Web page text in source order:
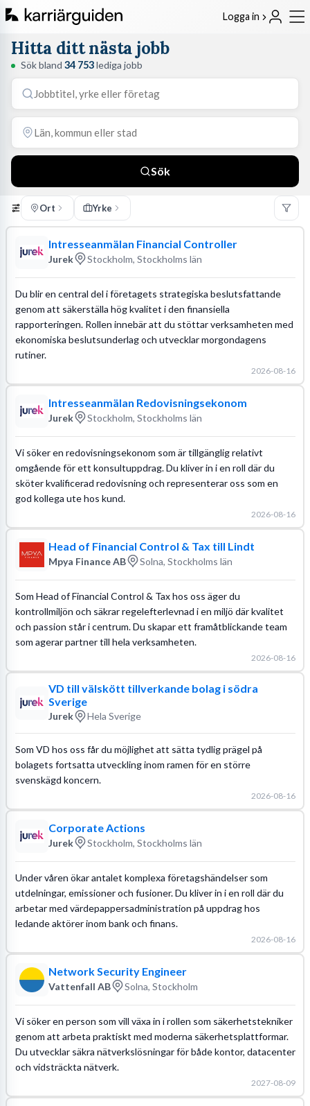
Logga in
Hitta ditt nästa jobb
Sök bland 34 753lediga jobb
Sök
Ort Yrke
Intresseanmälan Financial Controller
Jurek Stockholm, Stockholms län
Du blir en central del i företagets strategiska beslutsfattande
genom att säkerställa hög kvalitet i den finansiella
rapporteringen. Rollen innebär att du stöttar verksamheten med
ekonomiska beslutsunderlag och utvecklar morgondagens
rutiner.
2026-08-16
Intresseanmälan Redovisningsekonom
Jurek Stockholm, Stockholms län
Vi söker en redovisningsekonom som är tillgänglig relativt
omgående för ett konsultuppdrag. Du kliver in i en roll där du
sköter kvalificerad redovisning och representerar oss som en
god kollega ute hos kund.
2026-08-16
Head of Financial Control & Tax till Lindt
Mpya Finance AB Solna, Stockholms län
Som Head of Financial Control & Tax hos oss äger du
kontrollmiljön och säkrar regelefterlevnad i en miljö där kvalitet
och passion står i centrum. Du skapar ett framåtblickande team
som agerar partner till hela verksamheten.
2026-08-16
VD till välskött tillverkande bolag i södra
Sverige
Jurek Hela Sverige
Som VD hos oss får du möjlighet att sätta tydlig prägel på
bolagets fortsatta utveckling inom ramen för en större
svenskägd koncern.
2026-08-16
Corporate Actions
Jurek Stockholm, Stockholms län
Under våren ökar antalet komplexa företagshändelser som
utdelningar, emissioner och fusioner. Du kliver in i en roll där du
arbetar med värdepappersadministration på uppdrag hos
ledande aktörer inom bank och finans.
2026-08-16
Network Security Engineer
Vattenfall AB Solna, Stockholm
Vi söker en person som vill växa in i rollen som säkerhetstekniker
genom att arbeta praktiskt med moderna säkerhetsplattformar.
Du utvecklar säkra nätverkslösningar för både kontor, datacenter
och vidsträckta nätverk.
2027-08-09